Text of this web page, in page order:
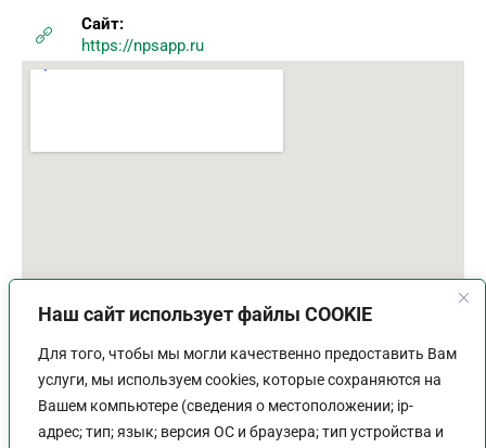
Наш сайт использует файлы COOKIE
Для того, чтобы мы могли качественно предоставить Вам
услуги, мы используем cookies, которые сохраняются на
Вашем компьютере (сведения о местоположении; ip-
адрес; тип; язык; версия ОС и браузера; тип устройства и
Сайт:
https://npsapp.ru